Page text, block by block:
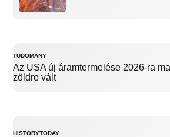
TUDOMÁNY
Az USA új áramtermelése 2026-ra
zöldre vált
HISTORYTODAY